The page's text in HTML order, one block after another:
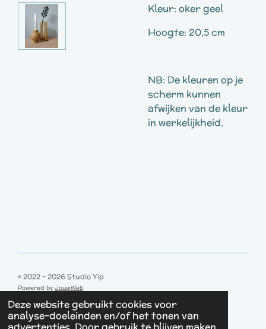
Deze website gebruikt cookies voor
analyse-doeleinden en/of het tonen van
Kleur: oker geel
Hoogte: 20,5 cm
NB: De kleuren op je
scherm kunnen
afwijken van de kleur
in werkelijkheid.
© 2022 - 2026 Studio Yip
Powered by JouwWeb